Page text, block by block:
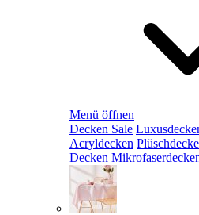
Menü öffnen
Decken Sale
Acryldecken
Decken